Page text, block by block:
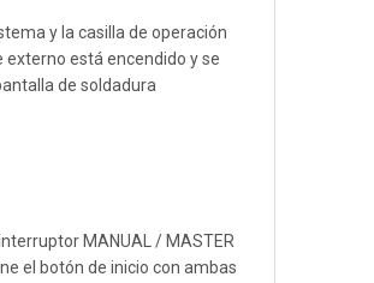
y la casilla de operación
está encendido y se
de soldadura
MANUAL / MASTER
el botón de inicio con ambas